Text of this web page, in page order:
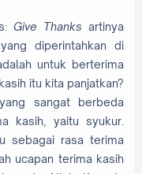
Give Thanks artinya
diperintahkan di
untuk berterima
itu kita panjatkan?
sangat berbeda
kasih, yaitu syukur.
sebagai rasa terima
ucapan terima kasih